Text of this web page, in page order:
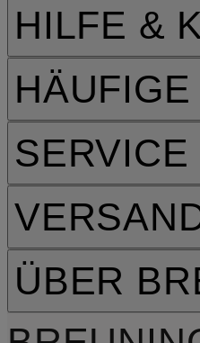
HILFE &
SERVICE
ÜBER